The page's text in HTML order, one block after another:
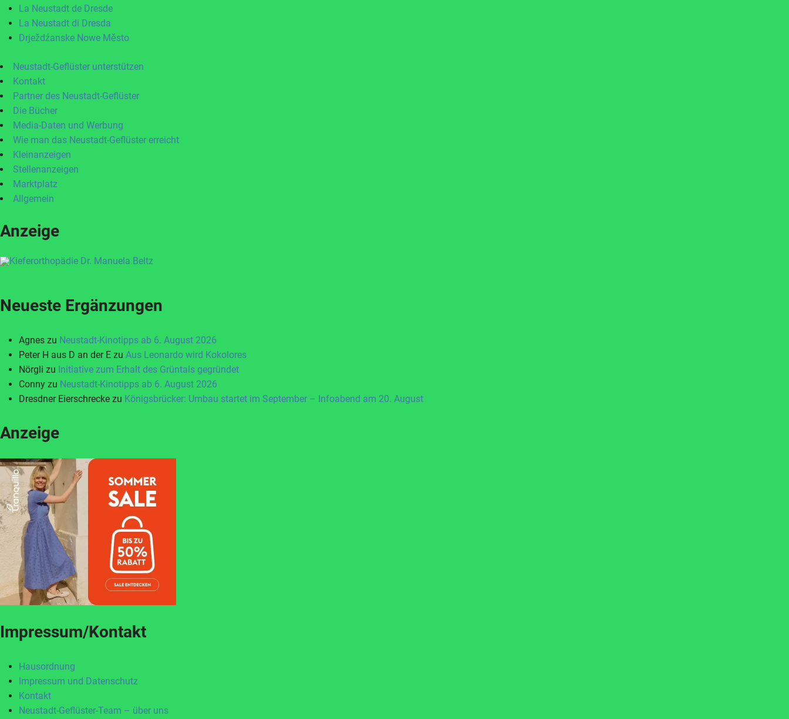
La Neustadt de Dresde
La Neustadt di Dresda
Drježdźanske Nowe Město
Neustadt-Geflüster unterstützen
Kontakt
Partner des Neustadt-Geflüster
Die Bücher
Media-Daten und Werbung
Wie man das Neustadt-Geflüster erreicht
Kleinanzeigen
Stellenanzeigen
Marktplatz
Allgemein
Anzeige
Neueste Ergänzungen
Agnes zu Neustadt-Kinotipps ab 6. August 2026
Peter H aus D an der E zu Aus Leonardo wird Kokolores
Nörgli zu Initiative zum Erhalt des Grüntals gegründet
Conny zu Neustadt-Kinotipps ab 6. August 2026
Dresdner Eierschrecke zu Königsbrücker: Umbau startet im September – Infoabend am 20. August
Anzeige
Impressum/Kontakt
Hausordnung
Impressum und Datenschutz
Kontakt
Neustadt-Geflüster-Team – über uns